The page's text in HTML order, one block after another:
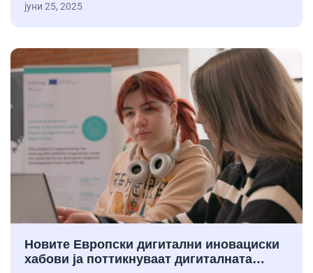
јуни 25, 2025
Новите Европски дигитални иновациски
хабови ја поттикнуваат дигиталната…